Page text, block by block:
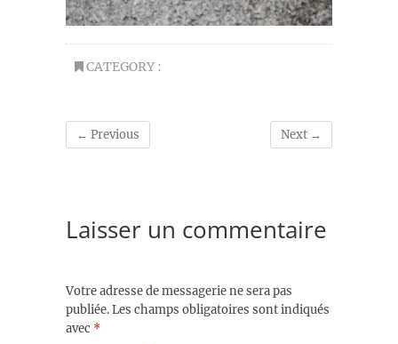
CATEGORY :
← Previous Next →
Laisser un commentaire
Votre adresse de messagerie ne sera pas
publiée.Les champs obligatoires sont indiqués
avec *